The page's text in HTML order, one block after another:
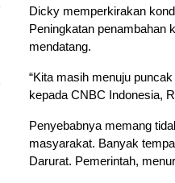
Dicky memperkirakan
Peningkatan penambahan
mendatang.
“Kita masih menuju
kepada CNBC Indonesia,
Penyebabnya memang
masyarakat. Banyak
Darurat. Pemerintah,